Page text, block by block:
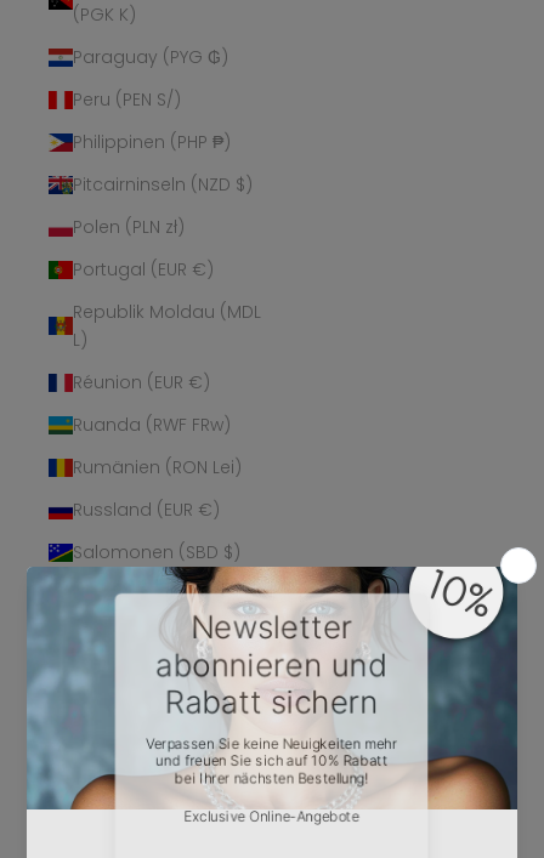
(PGK K)
Paraguay (PYG ₲)
Peru (PEN S/)
Philippinen (PHP ₱)
Pitcairninseln (NZD $)
Polen (PLN zł)
Portugal (EUR €)
Republik Moldau (MDL
L)
Réunion (EUR €)
Ruanda (RWF FRw)
Rumänien (RON Lei)
Russland (EUR €)
Salomonen (SBD $)
Sambia (EUR €)
Samoa (WST T)
San Marino (EUR €)
São Tomé und
Príncipe (STD Db)
Saudi-Arabien (SAR